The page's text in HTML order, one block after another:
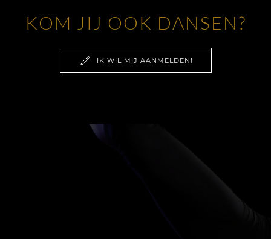
KOM JIJ OOK DANSEN?
IK WIL MIJ AANMELDEN!